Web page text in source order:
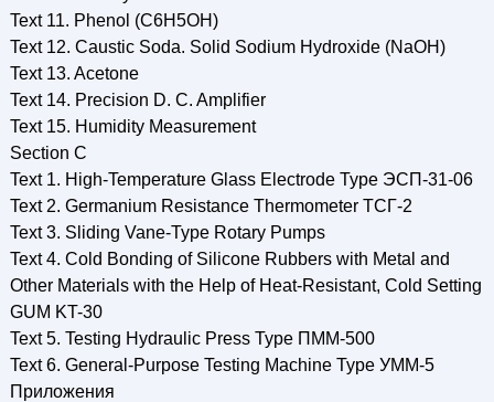
Text 11. Phenol (C6H5OH)
Text 12. Caustic Soda. Solid Sodium Hydroxide (NaOH)
Text 13. Acetone
Text 14. Precision D. C. Amplifier
Text 15. Humidity Measurement
Section С
Text 1. High-Temperature Glass Electrode Type ЭСП-31-06
Text 2. Germanium Resistance Thermometer ТСГ-2
Text 3. Sliding Vane-Type Rotary Pumps
Text 4. Cold Bonding of Silicone Rubbers with Metal and
Other Materials with the Help of Heat-Resistant, Cold Setting
GUM KT-30
Text 5. Testing Hydraulic Press Type ПММ-500
Text 6. General-Purpose Testing Machine Type УММ-5
Приложения